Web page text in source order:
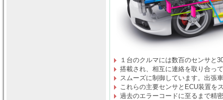
１台のクルマには数百のセンサと
搭載され、相互に連絡を取り合っ
スムーズに制御しています。出張
これらの主要センサとECU装置を
過去のエラーコードに至るまで精